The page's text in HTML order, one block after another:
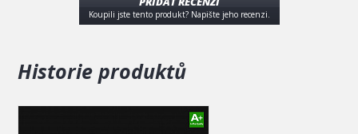
Koupili jste tento produkt? Napište jeho recenzi.
Historie produktů